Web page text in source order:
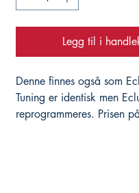
Legg til i
Denne finnes også som
Tuning er identisk men
reprogrammeres. Prisen